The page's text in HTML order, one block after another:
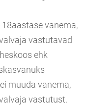
vanema,
vastutavad
ehk
muuda vanema,
vastutust.